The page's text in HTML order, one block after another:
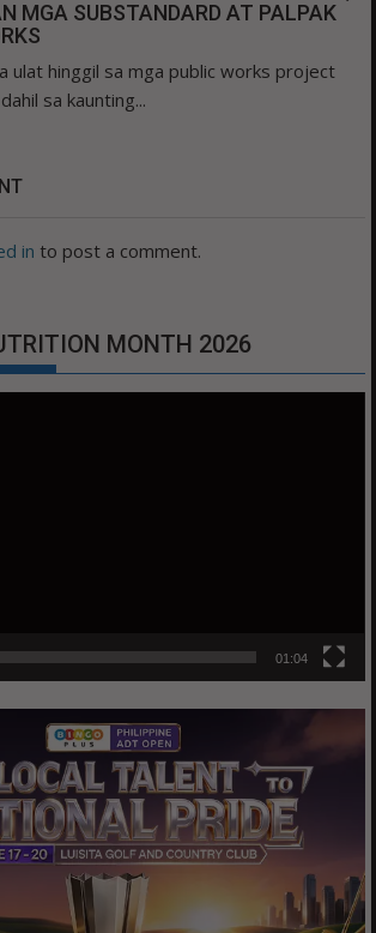
MGA SUBSTANDARD AT PALPAK
ulat hinggil sa mga public works project
sa kaunting...
in to post a comment.
MONTH 2026
01:04